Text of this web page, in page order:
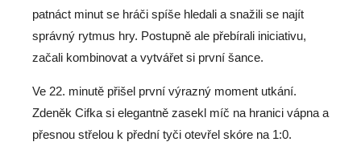
patnáct minut se hráči spíše hledali a snažili se najít
správný rytmus hry. Postupně ale přebírali iniciativu,
začali kombinovat a vytvářet si první šance.
Ve 22. minutě přišel první výrazný moment utkání.
Zdeněk Cifka si elegantně zasekl míč na hranici vápna a
přesnou střelou k přední tyči otevřel skóre na 1:0.